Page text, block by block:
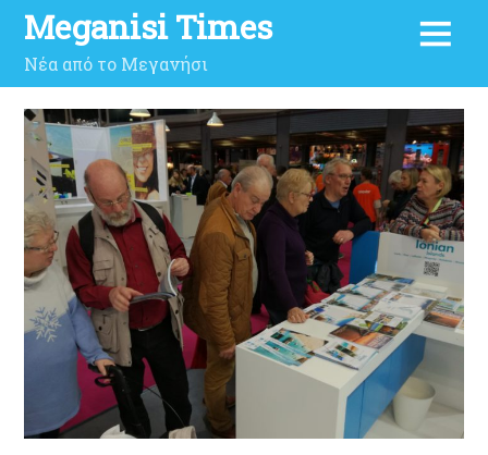
Meganisi Times
Νέα από το Μεγανήσι